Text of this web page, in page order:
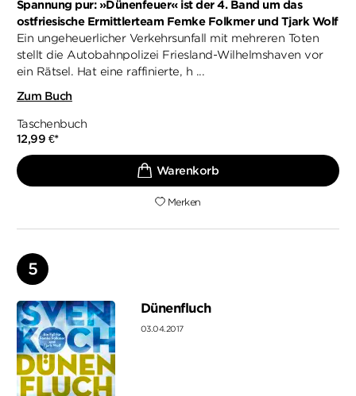
Spannung pur: »Dünenfeuer« ist der 4. Band um das
ostfriesische Ermittlerteam Femke Folkmer und Tjark Wolf
Ein ungeheuerlicher Verkehrsunfall mit mehreren Toten
stellt die Autobahnpolizei Friesland-Wilhelmshaven vor
ein Rätsel. Hat eine raffinierte, h ...
Zum Buch
Taschenbuch
12,99 €*
Merken
Dünenfluch
03.04.2017